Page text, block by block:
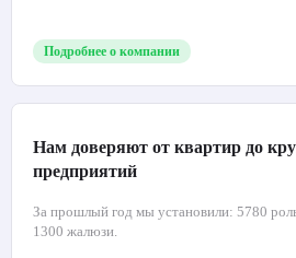
Подробнее о компании
Нам доверяют от квартир до
предприятий
За прошлый год мы установили: 5780
1300 жалюзи.